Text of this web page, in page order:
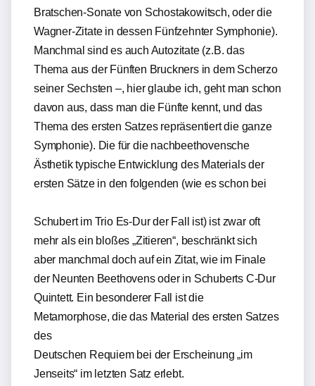
Bratschen-Sonate von Schostakowitsch, oder die
Wagner-Zitate in dessen Fünfzehnter Symphonie).
Manchmal sind es auch Autozitate (z.B. das
Thema aus der Fünften Bruckners in dem Scherzo
seiner Sechsten –, hier glaube ich, geht man schon
davon aus, dass man die Fünfte kennt, und das
Thema des ersten Satzes repräsentiert die ganze
Symphonie). Die für die nachbeethovensche
Ästhetik typische Entwicklung des Materials der
ersten Sätze in den folgenden (wie es schon bei
Schubert im Trio Es-Dur der Fall ist) ist zwar oft
mehr als ein bloßes „Zitieren“, beschränkt sich
aber manchmal doch auf ein Zitat, wie im Finale
der Neunten Beethovens oder in Schuberts C-Dur
Quintett. Ein besonderer Fall ist die
Metamorphose, die das Material des ersten Satzes
des
Deutschen Requiem bei der Erscheinung „im
Jenseits“ im letzten Satz erlebt.